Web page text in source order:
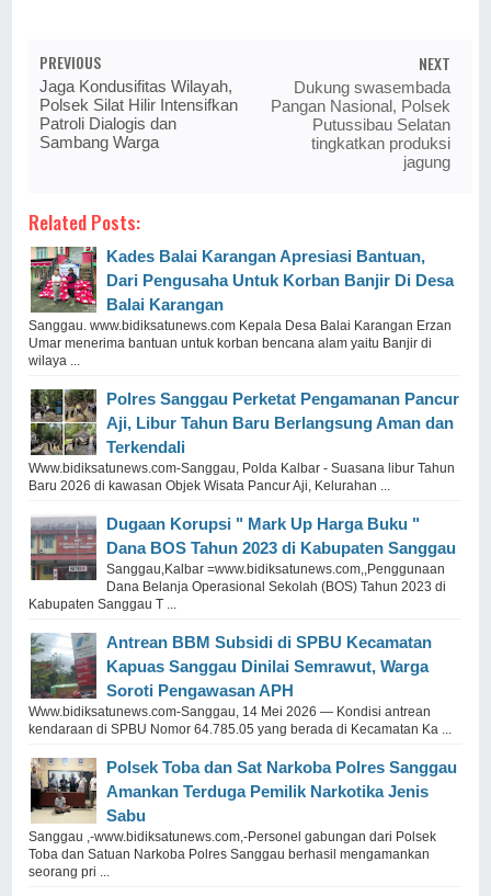
PREVIOUS
Jaga Kondusifitas Wilayah,
Polsek Silat Hilir Intensifkan
Patroli Dialogis dan
Sambang Warga
NEXT
Dukung swasembada
Pangan Nasional, Polsek
Putussibau Selatan
tingkatkan produksi
jagung
Related Posts:
Kades Balai Karangan Apresiasi Bantuan,
Dari Pengusaha Untuk Korban Banjir Di Desa
Balai Karangan
Sanggau. www.bidiksatunews.com Kepala Desa Balai Karangan Erzan
Umar menerima bantuan untuk korban bencana alam yaitu Banjir di
wilaya ...
Polres Sanggau Perketat Pengamanan Pancur
Aji, Libur Tahun Baru Berlangsung Aman dan
Terkendali
Www.bidiksatunews.com-Sanggau, Polda Kalbar - Suasana libur Tahun
Baru 2026 di kawasan Objek Wisata Pancur Aji, Kelurahan ...
Dugaan Korupsi " Mark Up Harga Buku "
Dana BOS Tahun 2023 di Kabupaten Sanggau
Sanggau,Kalbar =www.bidiksatunews.com,,Penggunaan
Dana Belanja Operasional Sekolah (BOS) Tahun 2023 di
Kabupaten Sanggau T ...
Antrean BBM Subsidi di SPBU Kecamatan
Kapuas Sanggau Dinilai Semrawut, Warga
Soroti Pengawasan APH
Www.bidiksatunews.com-Sanggau, 14 Mei 2026 — Kondisi antrean
kendaraan di SPBU Nomor 64.785.05 yang berada di Kecamatan Ka ...
Polsek Toba dan Sat Narkoba Polres Sanggau
Amankan Terduga Pemilik Narkotika Jenis
Sabu
Sanggau ,-www.bidiksatunews.com,-Personel gabungan dari Polsek
Toba dan Satuan Narkoba Polres Sanggau berhasil mengamankan
seorang pri ...